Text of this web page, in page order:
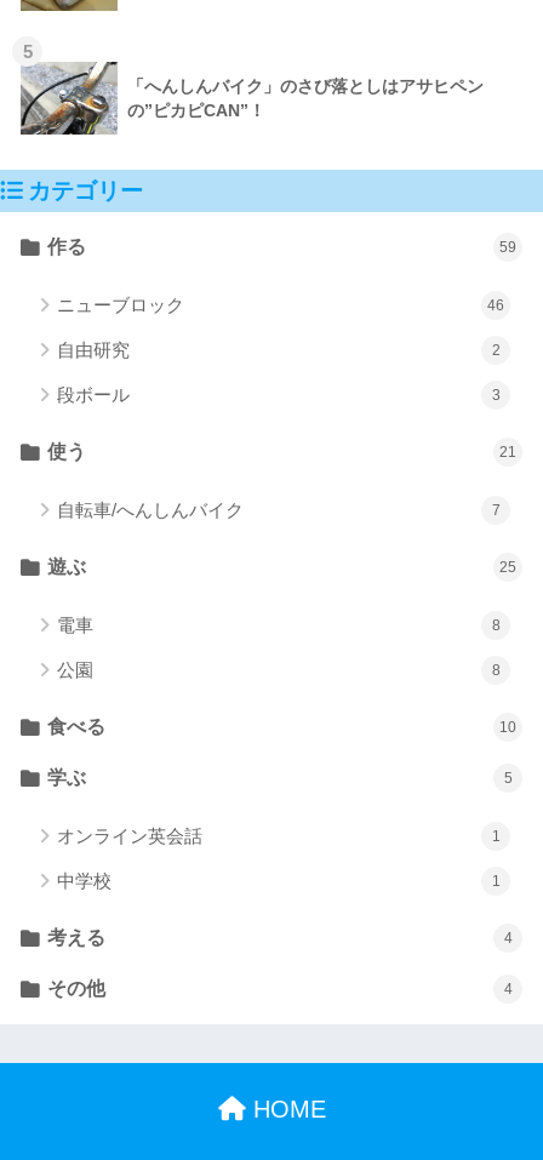
5
「へんしんバイク」のさび落としはアサヒペン
の”ピカピCAN”！
カテゴリー
作る 59
ニューブロック 46
自由研究 2
段ボール 3
使う 21
自転車/へんしんバイク 7
遊ぶ 25
電車 8
公園 8
食べる 10
学ぶ 5
オンライン英会話 1
中学校 1
考える 4
その他 4
HOME